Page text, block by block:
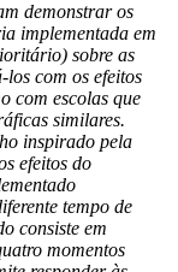
demonstrar os
implementada em
sobre as
los com os efeitos
com escolas que
similares.
inspirado pela
efeitos do
tempo de
consiste em
momentos